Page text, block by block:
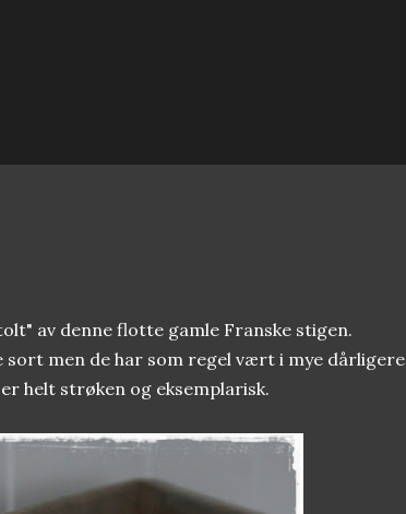
av denne flotte gamle Franske stigen.
sort men de har som regel vært i mye dårligere
helt strøken og eksemplarisk.